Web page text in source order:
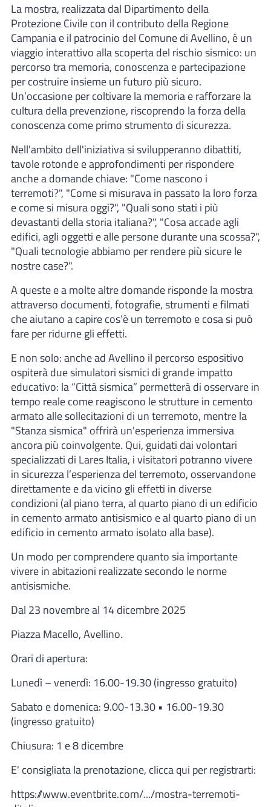
La mostra, realizzata dal Dipartimento della
Protezione Civile con il contributo della Regione
Campania e il patrocinio del Comune di Avellino, è un
viaggio interattivo alla scoperta del rischio sismico: un
percorso tra memoria, conoscenza e partecipazione
per costruire insieme un futuro più sicuro.
Un’occasione per coltivare la memoria e rafforzare la
cultura della prevenzione, riscoprendo la forza della
conoscenza come primo strumento di sicurezza.
Nell'ambito dell'iniziativa si svilupperanno dibattiti,
tavole rotonde e approfondimenti per rispondere
anche a domande chiave: "Come nascono i
terremoti?", "Come si misurava in passato la loro forza
e come si misura oggi?", "Quali sono stati i più
devastanti della storia italiana?", "Cosa accade agli
edifici, agli oggetti e alle persone durante una scossa?",
"Quali tecnologie abbiamo per rendere più sicure le
nostre case?".
A queste e a molte altre domande risponde la mostra
attraverso documenti, fotografie, strumenti e filmati
che aiutano a capire cos’è un terremoto e cosa si può
fare per ridurne gli effetti.
E non solo: anche ad Avellino il percorso espositivo
ospiterà due simulatori sismici di grande impatto
educativo: la “Città sismica” permetterà di osservare in
tempo reale come reagiscono le strutture in cemento
armato alle sollecitazioni di un terremoto, mentre la
"Stanza sismica" offrirà un'esperienza immersiva
ancora più coinvolgente. Qui, guidati dai volontari
specializzati di Lares Italia, i visitatori potranno vivere
in sicurezza l’esperienza del terremoto, osservandone
direttamente e da vicino gli effetti in diverse
condizioni (al piano terra, al quarto piano di un edificio
in cemento armato antisismico e al quarto piano di un
edificio in cemento armato isolato alla base).
Un modo per comprendere quanto sia importante
vivere in abitazioni realizzate secondo le norme
antisismiche.
Dal 23 novembre al 14 dicembre 2025
Piazza Macello, Avellino.
Orari di apertura:
Lunedì – venerdì: 16.00-19.30 (ingresso gratuito)
Sabato e domenica: 9.00-13.30 • 16.00-19.30
(ingresso gratuito)
Chiusura: 1 e 8 dicembre
E' consigliata la prenotazione, clicca qui per registrarti:
https://www.eventbrite.com/.../mostra-terremoti-